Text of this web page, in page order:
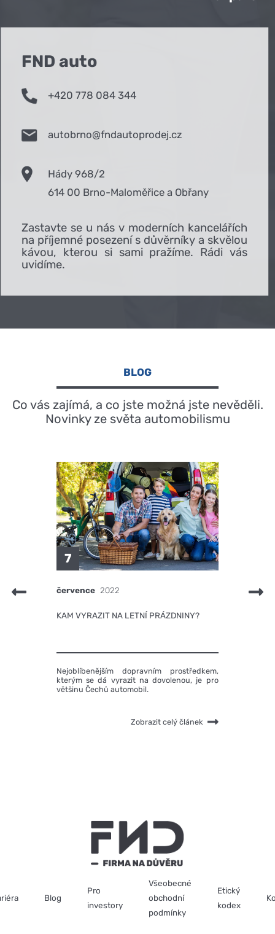
FND auto
+420 778 084 344
autobrno@fndautoprodej.cz
Hády 968/2
614 00 Brno-Maloměřice a Obřany
Zastavte se u nás v moderních kancelářích
na příjemné posezení s důvěrníky a skvělou
kávou, kterou si sami pražíme. Rádi vás
uvidíme.
BLOG
Co vás zajímá, a co jste možná jste nevěděli.
Novinky ze světa automobilismu
7
července 2022
KAM VYRAZIT NA LETNÍ PRÁZDNINY?
Nejoblíbenějším dopravním prostředkem,
kterým se dá vyrazit na dovolenou, je pro
většinu Čechů automobil.
Zobrazit celý článek
Blog
Pro
investory
Všeobecné
obchodní
podmínky
Etický
kodex